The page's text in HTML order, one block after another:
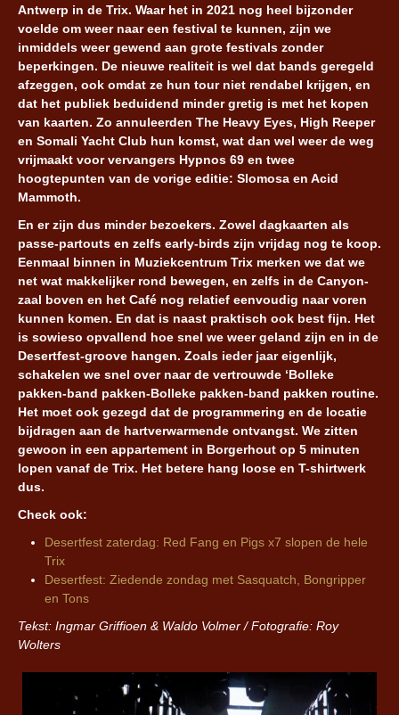
Antwerp in de Trix. Waar het in 2021 nog heel bijzonder
voelde om weer naar een festival te kunnen, zijn we
inmiddels weer gewend aan grote festivals zonder
beperkingen. De nieuwe realiteit is wel dat bands geregeld
afzeggen, ook omdat ze hun tour niet rendabel krijgen, en
dat het publiek beduidend minder gretig is met het kopen
van kaarten. Zo annuleerden The Heavy Eyes, High Reeper
en Somali Yacht Club hun komst, wat dan wel weer de weg
vrijmaakt voor vervangers Hypnos 69 en twee
hoogtepunten van de vorige editie: Slomosa en Acid
Mammoth.
En er zijn dus minder bezoekers. Zowel dagkaarten als
passe-partouts en zelfs early-birds zijn vrijdag nog te koop.
Eenmaal binnen in Muziekcentrum Trix merken we dat we
net wat makkelijker rond bewegen, en zelfs in de Canyon-
zaal boven en het Café nog relatief eenvoudig naar voren
kunnen komen. En dat is naast praktisch ook best fijn. Het
is sowieso opvallend hoe snel we weer geland zijn en in de
Desertfest-groove hangen. Zoals ieder jaar eigenlijk,
schakelen we snel over naar de vertrouwde ‘Bolleke
pakken-band pakken-Bolleke pakken-band pakken routine.
Het moet ook gezegd dat de programmering en de locatie
bijdragen aan de hartverwarmende ontvangst. We zitten
gewoon in een appartement in Borgerhout op 5 minuten
lopen vanaf de Trix. Het betere hang loose en T-shirtwerk
dus.
Check ook:
Desertfest zaterdag: Red Fang en Pigs x7 slopen de hele
Trix
Desertfest: Ziedende zondag met Sasquatch, Bongripper
en Tons
Tekst: Ingmar Griffioen & Waldo Volmer / Fotografie: Roy
Wolters